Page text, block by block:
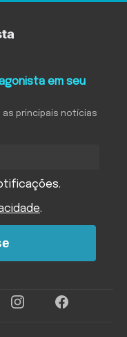
em seu
principais notícias
.